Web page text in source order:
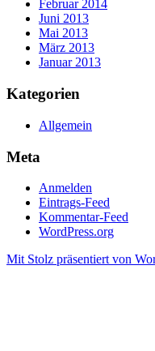
Februar 2014
Juni 2013
Mai 2013
März 2013
Januar 2013
Kategorien
Allgemein
Meta
Anmelden
Eintrags-Feed
Kommentar-Feed
WordPress.org
Mit Stolz präsentiert von